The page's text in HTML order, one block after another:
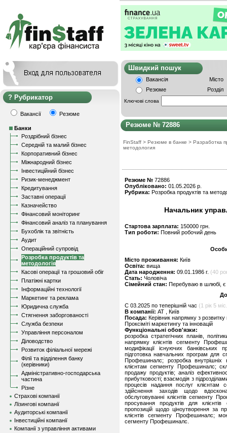
Рубрикатор
Вакансії Резюме
Банки
Роздрібний бізнес
Середній та малий бізнес
Корпоративний бізнес
Міжнародний бізнес
Інвестиційний бізнес
Ризик-менеджмент
Кредитування
Заставні операції
Казначейство
Фінансовий моніторинг
Фінансовий аналіз та планування
Бухоблік та звітність
Аудит
Операційний супровід
Розробка продуктів та
методологія
Касові операції та грошовий обіг
Платіжні картки
Інформаційні технології
Маркетинг та реклама
Юридична служба
Стягнення заборгованості
Служба безпеки
Управління персоналом
Діловодство
Розвиток філіальної мережі
Філії та відділення банку
(керівники)
Адміністративно-господарська
частина
Різне
Страхові компанії
Лізингові компанії
Аудиторські компанії
Інвестиційні компанії
Компанії з управління активами
Швидкий
Вакансія
Місто
Резюме
Розділ
Ключові слова
Резюме № 72886
FinStaff > Резюме в банке > Разработка
методология
Резюме № 72886
Опубліковано: 01.05.2026 р.
Рубрика: Розробка продуктів та
Начальник
Стартова зарплата: 150000 грн.
Тип роботи: Повний робочий день
Місто проживання: Київ
Освіта: вища
Дата народження: 09.01.1986 г. (40
Стать: Чоловіча
Сімейний стан: Перебуваю в шлюбі, є
C 03.2025 по теперішній час (1 рік 5
В компанії: АТ , Київ
Посада: Керівник напрямку з
Проксіміті маркетингу та інновацій
Функціональні обов'язки:
розробка стратегічних планів,
напрямку клієнтів сегменту
модифікації існуючих банківських
підготовка навчальних програм для
Профешиналс; розробка
клієнтам сегменту Профешиналс;
продажу продуктів; аналіз
прибутковості; взаємодія з
процесів надання послуг клієнтам
здійснення заходів щодо
обслуговуванні клієнтів сегменту
просування продуктів для
пропозицій щодо ціноутворення за
клієнтів сегменту Профешиналс;
сегменту Профешиналс.